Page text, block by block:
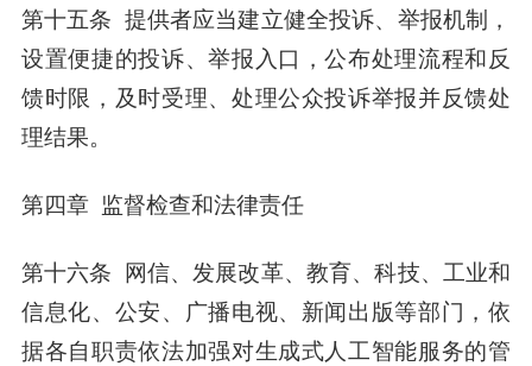
第十五条 提供者应当建立健全投诉、举报机制，
设置便捷的投诉、举报入口，公布处理流程和反
馈时限，及时受理、处理公众投诉举报并反馈处
理结果。
第四章 监督检查和法律责任
第十六条 网信、发展改革、教育、科技、工业和
信息化、公安、广播电视、新闻出版等部门，依
据各自职责依法加强对生成式人工智能服务的管